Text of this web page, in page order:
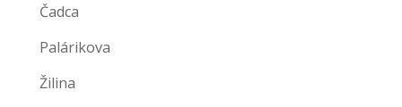
Čadca
Palárikova
Žilina